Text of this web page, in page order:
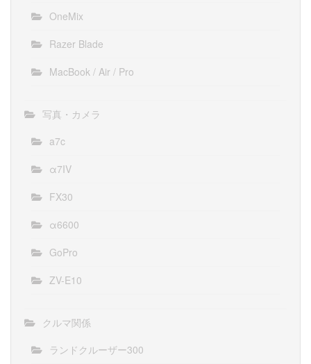
OneMix
Razer Blade
MacBook / Air / Pro
写真・カメラ
a7c
α7IV
FX30
α6600
GoPro
ZV-E10
クルマ関係
ランドクルーザー300